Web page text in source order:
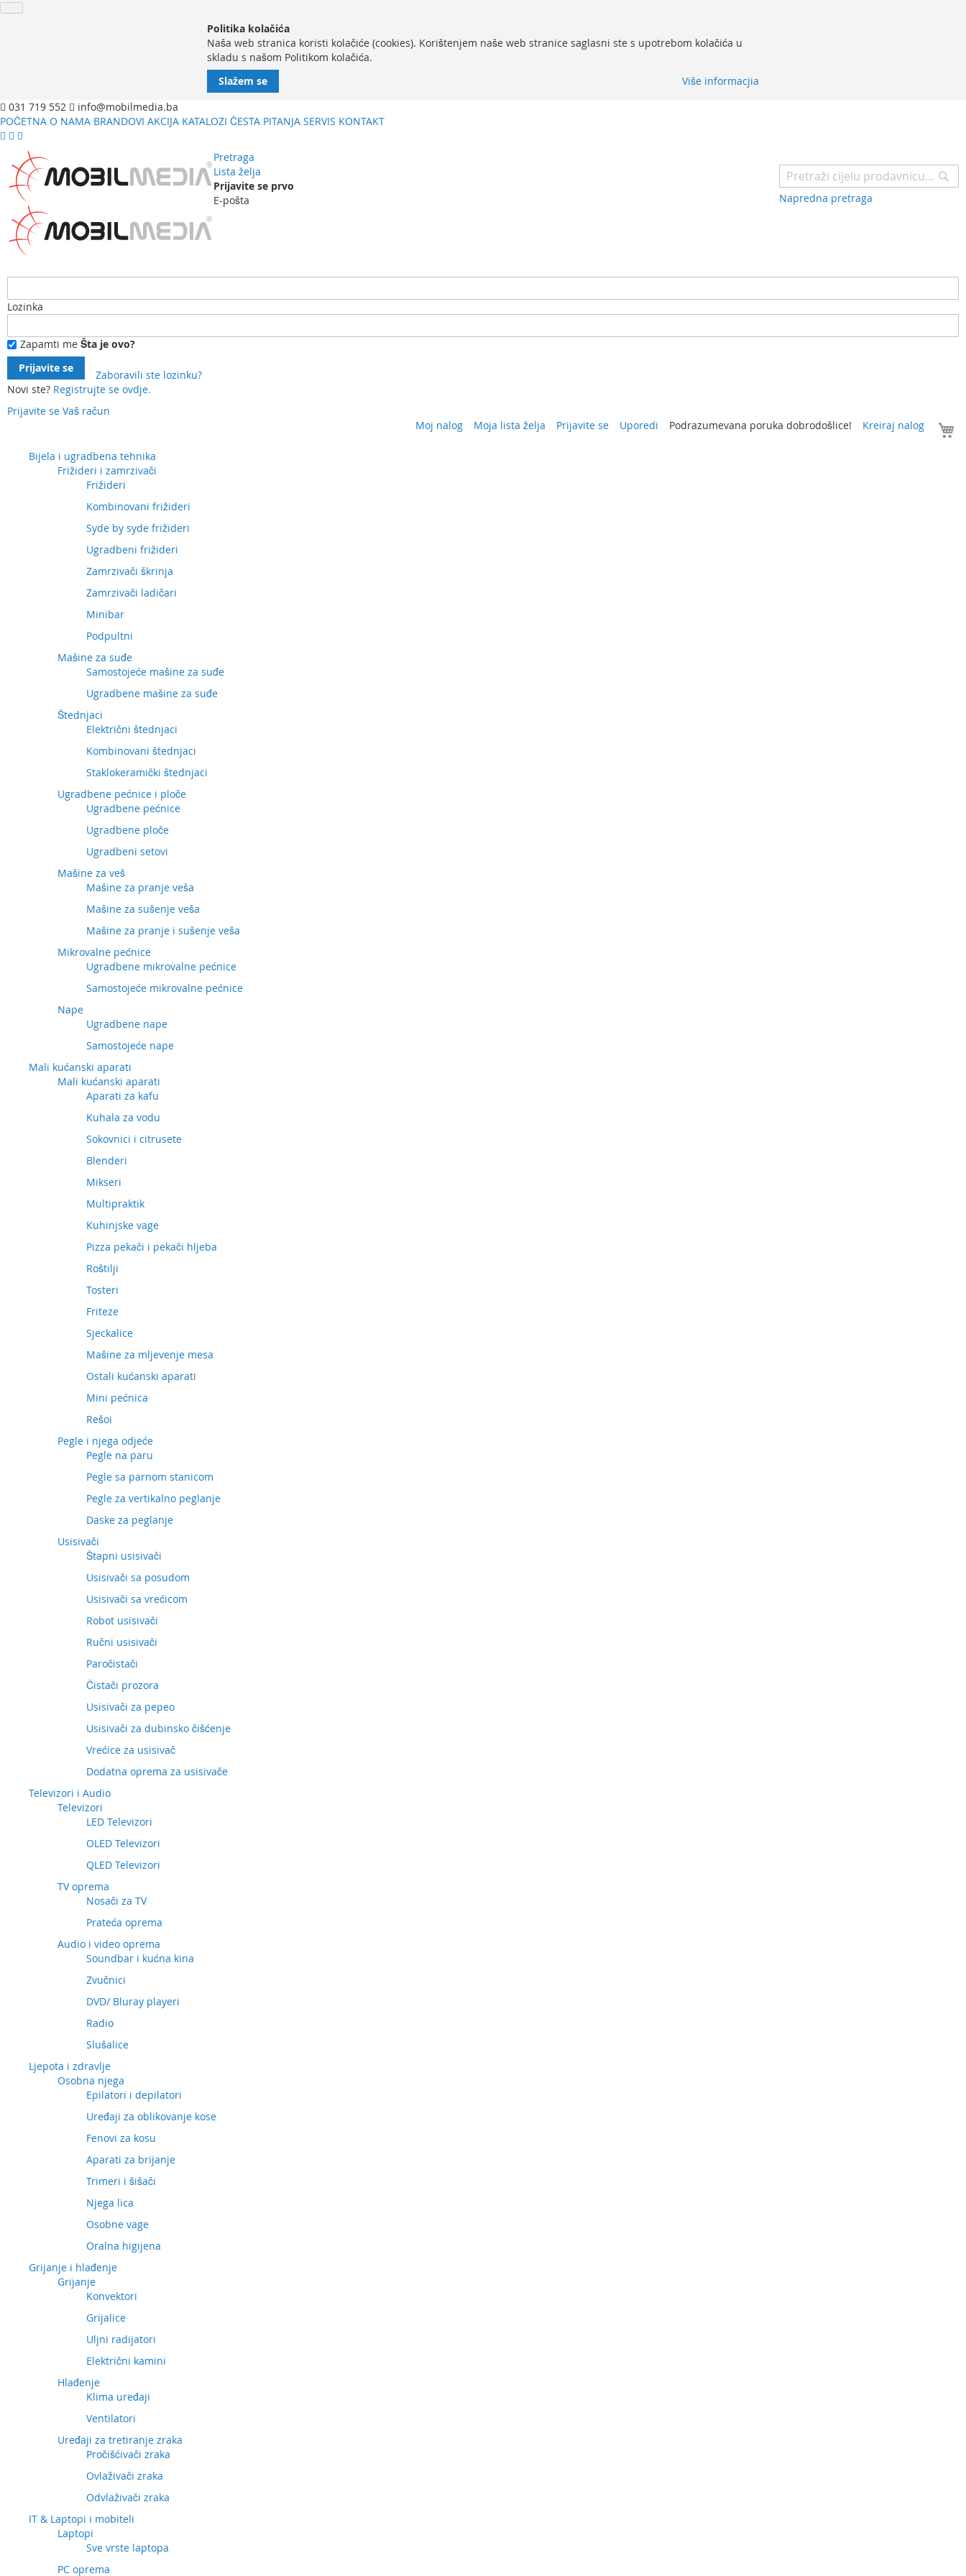
Politika kolačića
Naša web stranica koristi kolačiće (cookies). Korištenjem naše web stranice saglasni ste s upotrebom kolačića u
skladu s našom Politikom kolačića.
Više informacjia
Slažem se
031 719 552
info@mobilmedia.ba
POČETNA O NAMA BRANDOVI AKCIJA KATALOZI ČESTA PITANJA SERVIS KONTAKT
Pretraga
Napredna pretraga
Lista želja
Prijavite se prvo
E-pošta
Lozinka
Zapamti me Šta je ovo?
Prijavite se
Zaboravili ste lozinku?
Novi ste? Registrujte se ovdje.
Prijavite se Vaš račun
Moj nalog Moja lista želja Prijavite se Uporedi Podrazumevana poruka dobrodošlice! Kreiraj nalog
sadržajBijela i ugradbena tehnika
Frižideri i zamrzivači
Frižideri
Kombinovani frižideri
Syde by syde frižideri
Ugradbeni frižideri
Zamrzivači škrinja
Zamrzivači ladičari
Minibar
Podpultni
Mašine za suđe
Samostojeće mašine za suđe
Ugradbene mašine za suđe
Štednjaci
Električni štednjaci
Kombinovani štednjaci
Staklokeramički štednjaci
Ugradbene pećnice i ploče
Ugradbene pećnice
Ugradbene ploče
Ugradbeni setovi
Mašine za veš
Mašine za pranje veša
Mašine za sušenje veša
Mašine za pranje i sušenje veša
Mikrovalne pećnice
Ugradbene mikrovalne pećnice
Samostojeće mikrovalne pećnice
Nape
Ugradbene nape
Samostojeće nape
Mali kućanski aparati
Mali kućanski aparati
Aparati za kafu
Kuhala za vodu
Sokovnici i citrusete
Blenderi
Mikseri
Multipraktik
Kuhinjske vage
Pizza pekači i pekači hljeba
Roštilji
Tosteri
Friteze
Sjeckalice
Mašine za mljevenje mesa
Ostali kućanski aparati
Mini pećnica
Rešoi
Pegle i njega odjeće
Pegle na paru
Pegle sa parnom stanicom
Pegle za vertikalno peglanje
Daske za peglanje
Usisivači
Štapni usisivači
Usisivači sa posudom
Usisivači sa vrećicom
Robot usisivači
Ručni usisivači
Paročistači
Čistači prozora
Usisivači za pepeo
Usisivači za dubinsko čišćenje
Vrećice za usisivač
Dodatna oprema za usisivače
Televizori i Audio
Televizori
LED Televizori
OLED Televizori
QLED Televizori
TV oprema
Nosači za TV
Prateća oprema
Audio i video oprema
Soundbar i kućna kina
Zvučnici
DVD/ Bluray playeri
Radio
Slušalice
Ljepota i zdravlje
Osobna njega
Epilatori i depilatori
Uređaji za oblikovanje kose
Fenovi za kosu
Aparati za brijanje
Trimeri i šišači
Njega lica
Osobne vage
Oralna higijena
Grijanje i hlađenje
Grijanje
Konvektori
Grijalice
Uljni radijatori
Električni kamini
Hlađenje
Klima uređaji
Ventilatori
Uređaji za tretiranje zraka
Pročišćivači zraka
Ovlaživači zraka
Odvlaživači zraka
IT & Laptopi i mobiteli
Laptopi
Sve vrste laptopa
PC oprema